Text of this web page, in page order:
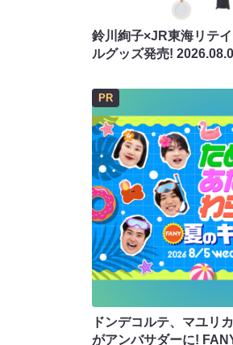
鈴川絢子×JR東海リテ
ルグッズ発売!
PR
ドンデコルテ、マユリ
がアンバサダーに!